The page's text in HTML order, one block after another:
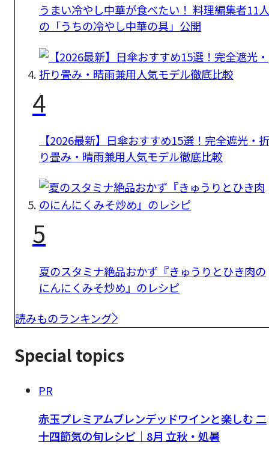
うまい冷やし中華が食べたい！ 料理編集者11人
の「うちの冷やし中華の具」公開
4
【2026最新】日傘おすすめ15選！完全遮光・折
り畳み・晴雨兼用人気モデル徹底比較
5
夏のスタミナ絶品おかず『きゅうりとひき肉の
にんにくみそ炒め』のレシピ
読みものランキング
Special topics
PR
赤玉プレミアムブレンデッドワインと楽しむ 二
十四節気の旬レシピ｜8月 立秋・処暑